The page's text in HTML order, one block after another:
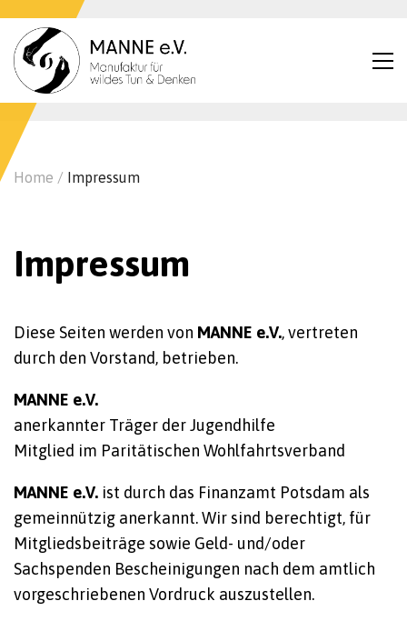
Home / Impressum
Impressum
Diese Seiten werden von MANNE e.V., vertreten
durch den Vorstand, betrieben.
MANNE e.V.
anerkannter Träger der Jugendhilfe
Mitglied im Paritätischen Wohlfahrtsverband
MANNE e.V. ist durch das Finanzamt Potsdam als
gemeinnützig anerkannt. Wir sind berechtigt, für
Mitgliedsbeiträge sowie Geld- und/oder
Sachspenden Bescheinigungen nach dem amtlich
vorgeschriebenen Vordruck auszustellen.